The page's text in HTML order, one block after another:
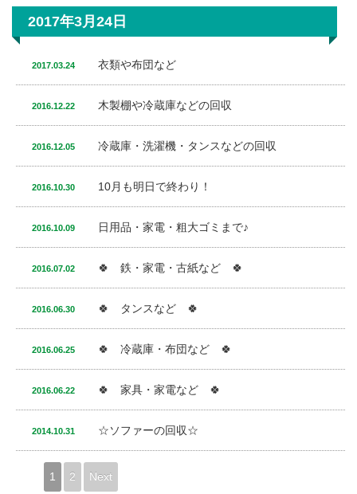
2017年3月24日
2017.03.24 衣類や布団など
2016.12.22 木製棚や冷蔵庫などの回収
2016.12.05 冷蔵庫・洗濯機・タンスなどの回収
2016.10.30 10月も明日で終わり！
2016.10.09 日用品・家電・粗大ゴミまで♪
2016.07.02 🍀 鉄・家電・古紙など 🍀
2016.06.30 🍀 タンスなど 🍀
2016.06.25 🍀 冷蔵庫・布団など 🍀
2016.06.22 🍀 家具・家電など 🍀
2014.10.31 ☆ソファーの回収☆
1 2 Next